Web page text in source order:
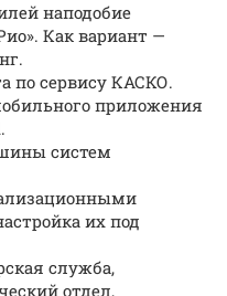
наподобие
Как вариант —
по сервису КАСКО.
приложения
систем
их под
служба,
отдел,